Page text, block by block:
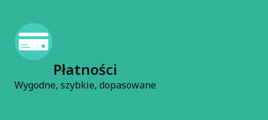
Płatności
Wygodne, szybkie, dopasowane